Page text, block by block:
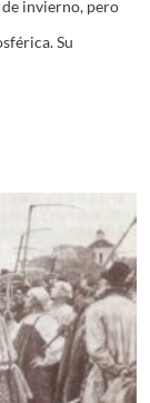
invierno, pero
Su